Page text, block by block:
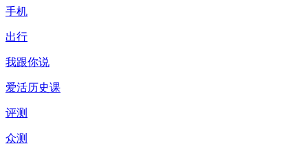
手机
出行
我跟你说
爱活历史课
评测
众测